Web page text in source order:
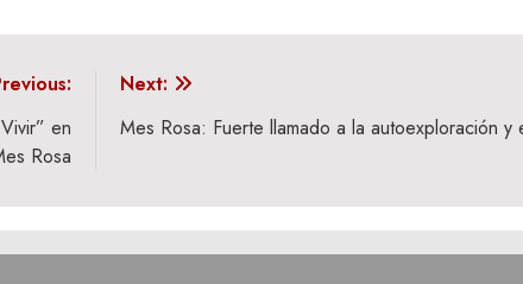
en
Rosa
Next:
Mes Rosa: Fuerte llamado a la autoexploración y